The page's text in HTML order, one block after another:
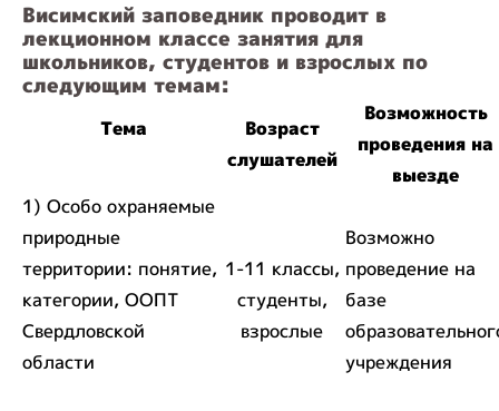
Висимский заповедник проводит в
лекционном классе занятия для
школьников, студентов и взрослых по
следующим темам:
Тема
Возраст
слушателей
Возможность
проведения на
выезде
1) Особо охраняемые
природные
территории: понятие,
категории, ООПТ
Свердловской
области
1-11 классы,
студенты,
взрослые
Возможно
проведение на
базе
учреждения